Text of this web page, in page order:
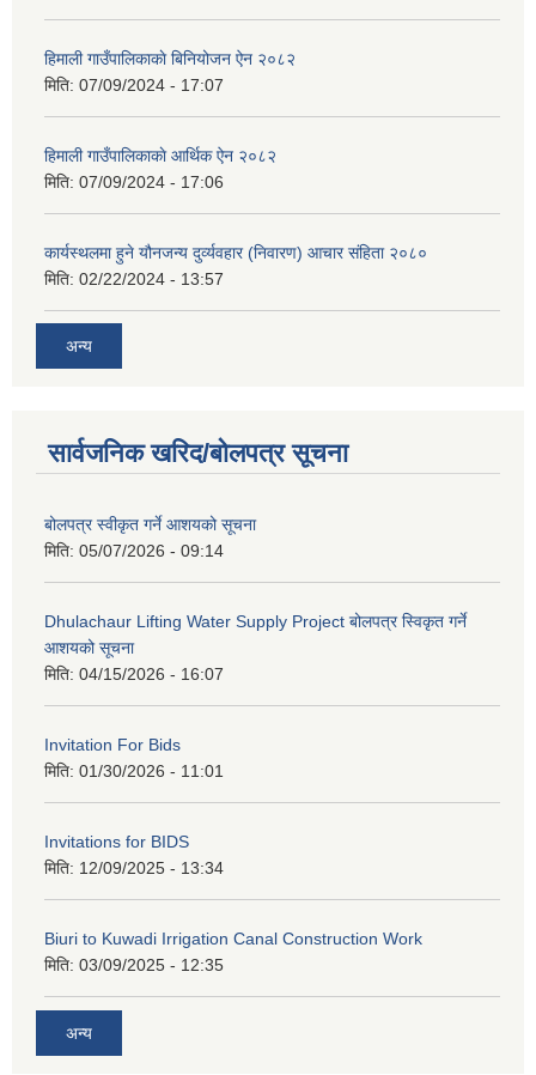
हिमाली गाउँपालिकाकाे बिनियोजन ऐन २०८२
मिति: 07/09/2024 - 17:07
हिमाली गाउँपालिकाकाे आर्थिक ऐन २०८२
मिति: 07/09/2024 - 17:06
कार्यस्थलमा हुने यौनजन्य दुर्व्यवहार (निवारण) आचार संहिता २०८०
मिति: 02/22/2024 - 13:57
अन्य
सार्वजनिक खरिद/बोलपत्र सूचना
बोलपत्र स्वीकृत गर्ने आशयको सूचना
मिति: 05/07/2026 - 09:14
Dhulachaur Lifting Water Supply Project बोलपत्र स्विकृत गर्ने
आशयको सूचना
मिति: 04/15/2026 - 16:07
Invitation For Bids
मिति: 01/30/2026 - 11:01
Invitations for BIDS
मिति: 12/09/2025 - 13:34
Biuri to Kuwadi Irrigation Canal Construction Work
मिति: 03/09/2025 - 12:35
अन्य